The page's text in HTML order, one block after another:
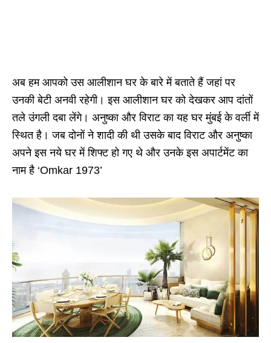
अब हम आपको उस आलीशान घर के बारे में बताते हैं जहां पर
उनकी बेटी अनवी रहेगी। इस आलीशान घर को देखकर आप दांतों
तले उंगली दबा लेंगे। अनुष्का और विराट का यह घर मुंबई के वर्ली में
स्थित है। जब दोनों ने शादी की थी उसके बाद विराट और अनुष्का
अपने इस नये घर में शिफ्ट हो गए थे और उनके इस अपार्टमेंट का
नाम है ‘Omkar 1973’